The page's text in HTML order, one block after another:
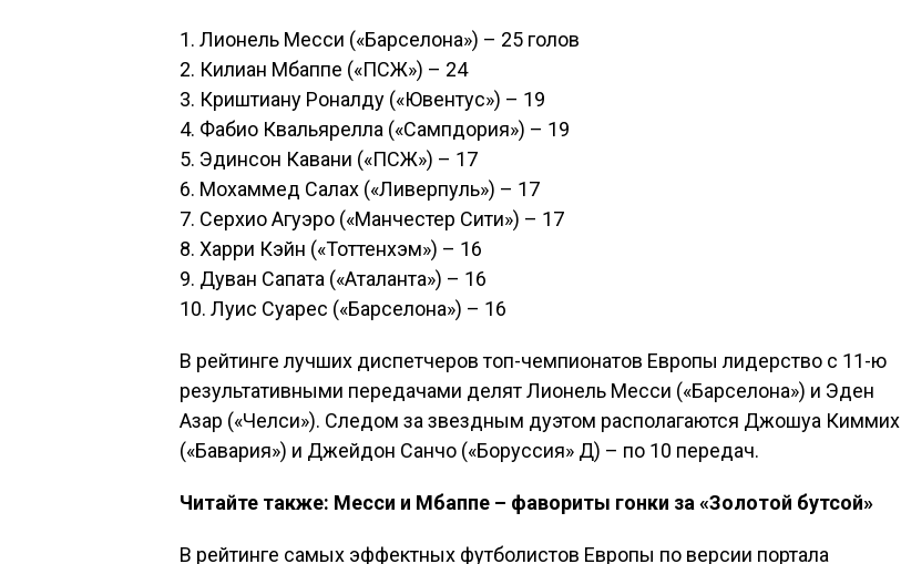
1. Лионель Месси («Барселона») – 25 голов
2. Килиан Мбаппе («ПСЖ») – 24
3. Криштиану Роналду («Ювентус») – 19
4. Фабио Квальярелла («Сампдория») – 19
5. Эдинсон Кавани («ПСЖ») – 17
6. Мохаммед Салах («Ливерпуль») – 17
7. Серхио Агуэро («Манчестер Сити») – 17
8. Харри Кэйн («Тоттенхэм») – 16
9. Дуван Сапата («Аталанта») – 16
10. Луис Суарес («Барселона») – 16
В рейтинге лучших диспетчеров топ-чемпионатов Европы лидерство с 11-ю
результативными передачами делят Лионель Месси («Барселона») и Эден
Азар («Челси»). Следом за звездным дуэтом располагаются Джошуа Киммих
(«Бавария») и Джейдон Санчо («Боруссия» Д) – по 10 передач.
Читайте также: Месси и Мбаппе – фавориты гонки за «Золотой бутсой»
В рейтинге самых эффектных футболистов Европы по версии портала